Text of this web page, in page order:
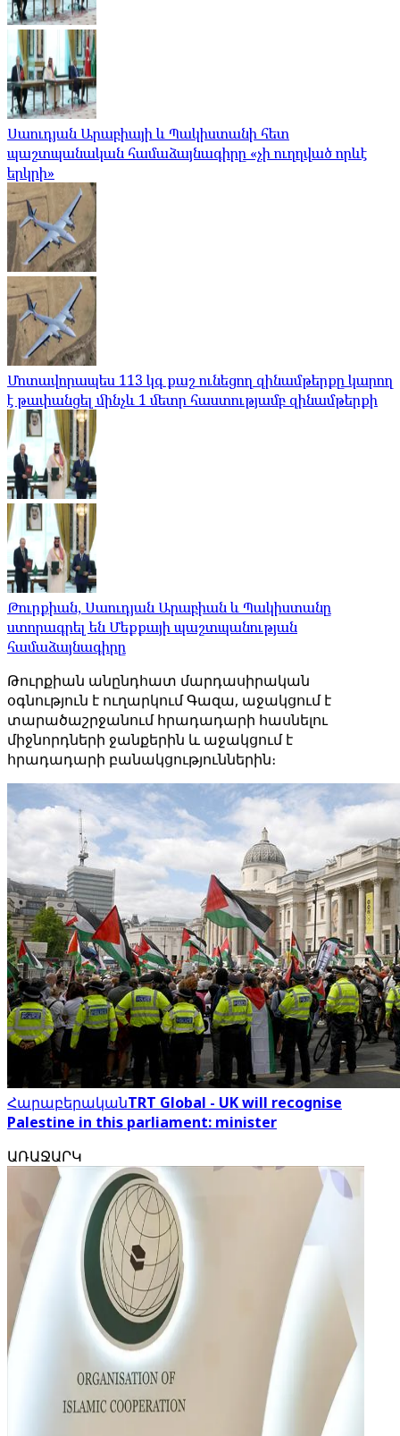
Սաուդյան Արաբիայի և Պակիստանի հետ
պաշտպանական համաձայնագիրը «չի ուղղված որևէ
երկրի»
Մոտավորապես 113 կգ քաշ ունեցող զինամթերքը կարող
է թափանցել մինչև 1 մետր հաստությամբ զինամթերքի
Թուրքիան, Սաուդյան Արաբիան և Պակիստանը
ստորագրել են Մեքքայի պաշտպանության
համաձայնագիրը
Թուրքիան անընդհատ մարդասիրական
օգնություն է ուղարկում Գազա, աջակցում է
տարածաշրջանում հրադադարի հասնելու
միջնորդների ջանքերին և աջակցում է
հրադադարի բանակցություններին։
ՀարաբերականTRT Global - UK will recognise
Palestine in this parliament: minister
ԱՌԱՋԱՐԿ